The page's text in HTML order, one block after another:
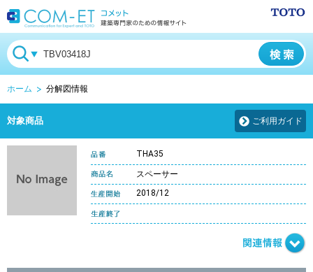
ホーム 分解図情報
対象商品 ご利用ガイド
THA35
スペーサー
2018/12